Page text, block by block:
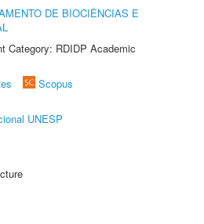
DE BIOCIÊNCIAS E
Category: RDIDP Academic
Scopus
UNESP